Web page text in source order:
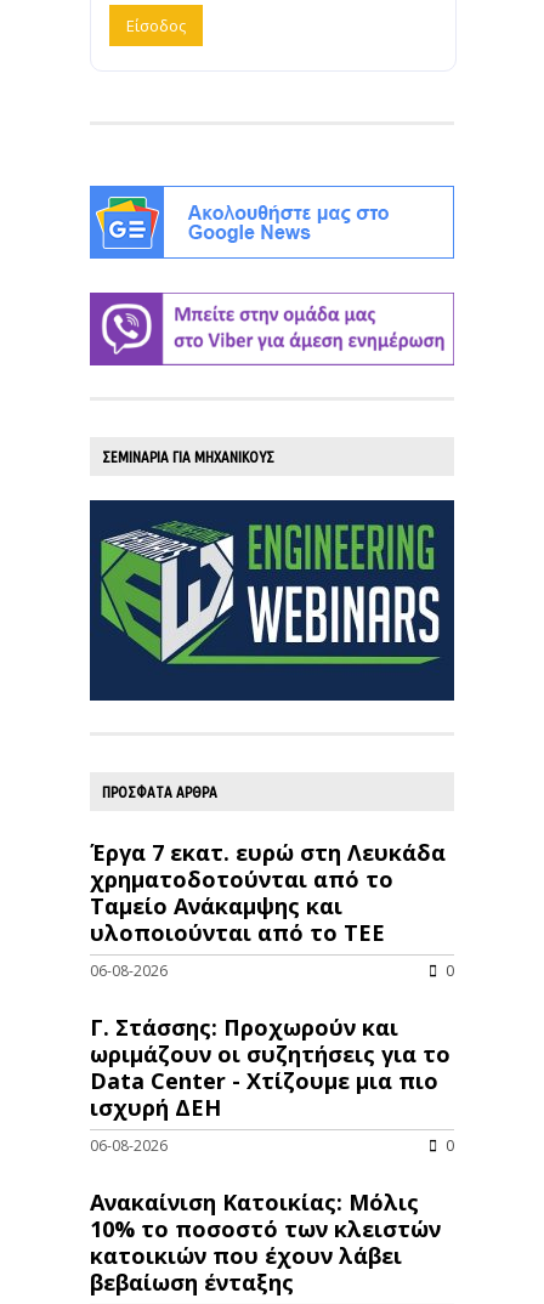
ΣΕΜΙΝΑΡΙΑ ΓΙΑ ΜΗΧΑΝΙΚΟΥΣ
ΠΡΟΣΦΑΤΑ ΑΡΘΡΑ
Έργα 7 εκατ. ευρώ στη Λευκάδα
χρηματοδοτούνται από το
Ταμείο Ανάκαμψης και
υλοποιούνται από το ΤΕΕ
06-08-2026 0
Γ. Στάσσης: Προχωρούν και
ωριμάζουν οι συζητήσεις για το
Data Center - Χτίζουμε μια πιο
ισχυρή ΔΕΗ
06-08-2026 0
Ανακαίνιση Κατοικίας: Μόλις
10% το ποσοστό των κλειστών
κατοικιών που έχουν λάβει
βεβαίωση ένταξης